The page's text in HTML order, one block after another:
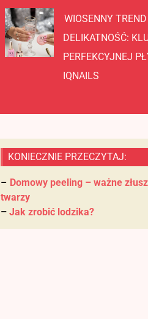
WIOSENNY
DELIKATNOŚĆ:
PERFEKCYJNEJ
IQNAILS
KONIECZNIE PRZECZYTAJ:
– Domowy peeling – ważne
twarzy
– Jak zrobić lodzika?